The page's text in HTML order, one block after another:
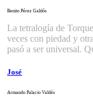
Benito Pérez Galdós
La tetralogía de
veces con piedad y
pasó a ser universal.
José
Armando Palacio Valdés